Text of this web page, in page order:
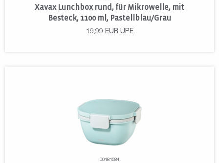
Xavax Lunchbox rund, für Mikrowelle, mit
Besteck, 1100 ml, Pastellblau/Grau
19,99 EUR UPE
00181584